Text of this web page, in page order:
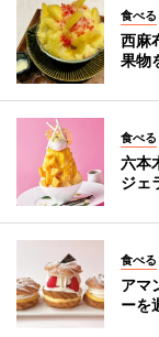
食べる
西麻
果物
食べる
六本
ジェ
食べる
アマ
ーを